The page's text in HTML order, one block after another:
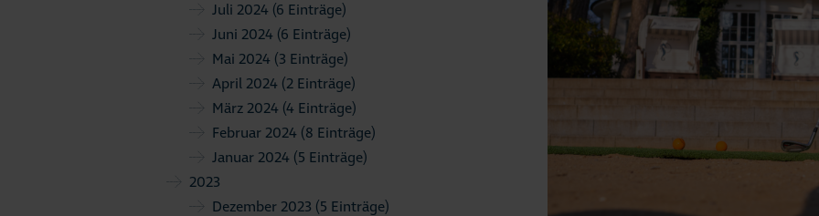
Juli 2024 (6 Einträge)
Juni 2024 (6 Einträge)
Mai 2024 (3 Einträge)
April 2024 (2 Einträge)
März 2024 (4 Einträge)
Februar 2024 (8 Einträge)
Januar 2024 (5 Einträge)
2023
Dezember 2023 (5 Einträge)